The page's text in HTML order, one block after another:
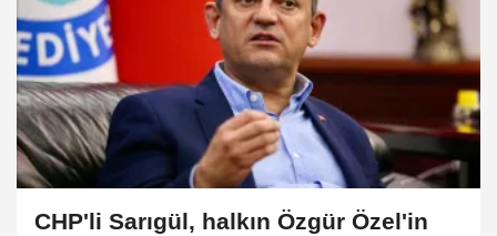
CHP'li Sarıgül, halkın Özgür Özel'in